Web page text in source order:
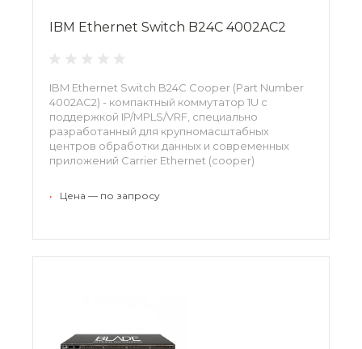
IBM Ethernet Switch B24C 4002AC2
IBM Ethernet Switch B24C Cooper (Part Number
4002AC2) - компактный коммутатор 1U с
поддержкой IP/MPLS/VRF, специально
разработанный для крупномасштабных
центров обработки данных и современных
приложений Carrier Ethernet (cooper)
нагрузки не только на локальную сеть, но
• Цена — по запросу